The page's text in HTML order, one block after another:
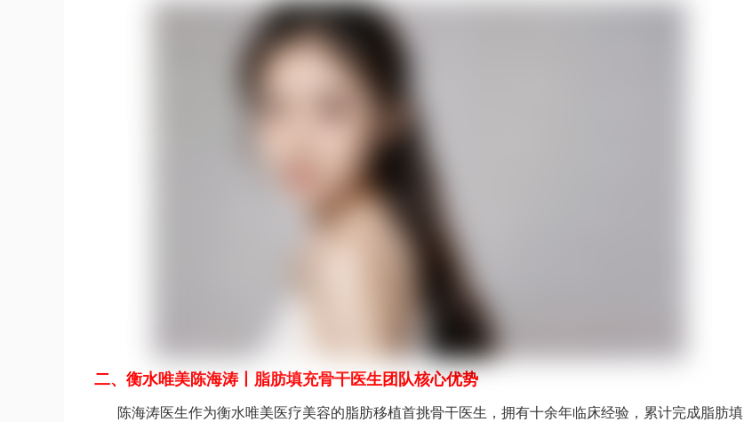
二、衡水唯美陈海涛丨脂肪填充骨干医生团队核心优势
陈海涛医生作为衡水唯美医疗美容的脂肪移植首挑骨干医生，拥有十余年临床经验，累计完成脂肪填